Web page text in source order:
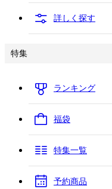
詳しく探す
特集
ランキング
福袋
特集一覧
予約商品